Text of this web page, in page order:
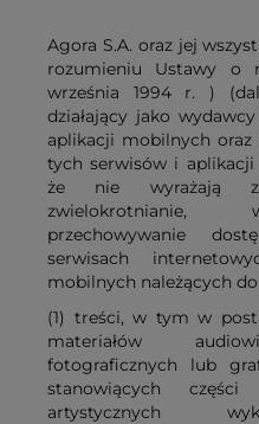
Agora S.A. oraz jej
rozumieniu Ustawy o
września 1994 r. )
działający jako
aplikacji mobilnych
tych serwisów i aplikacji
że nie wyrażają
zwielokrotnianie,
przechowywanie
serwisach
mobilnych należących
(1) treści, w tym w
materiałów
fotograficznych lub
stanowiących
artystycznych